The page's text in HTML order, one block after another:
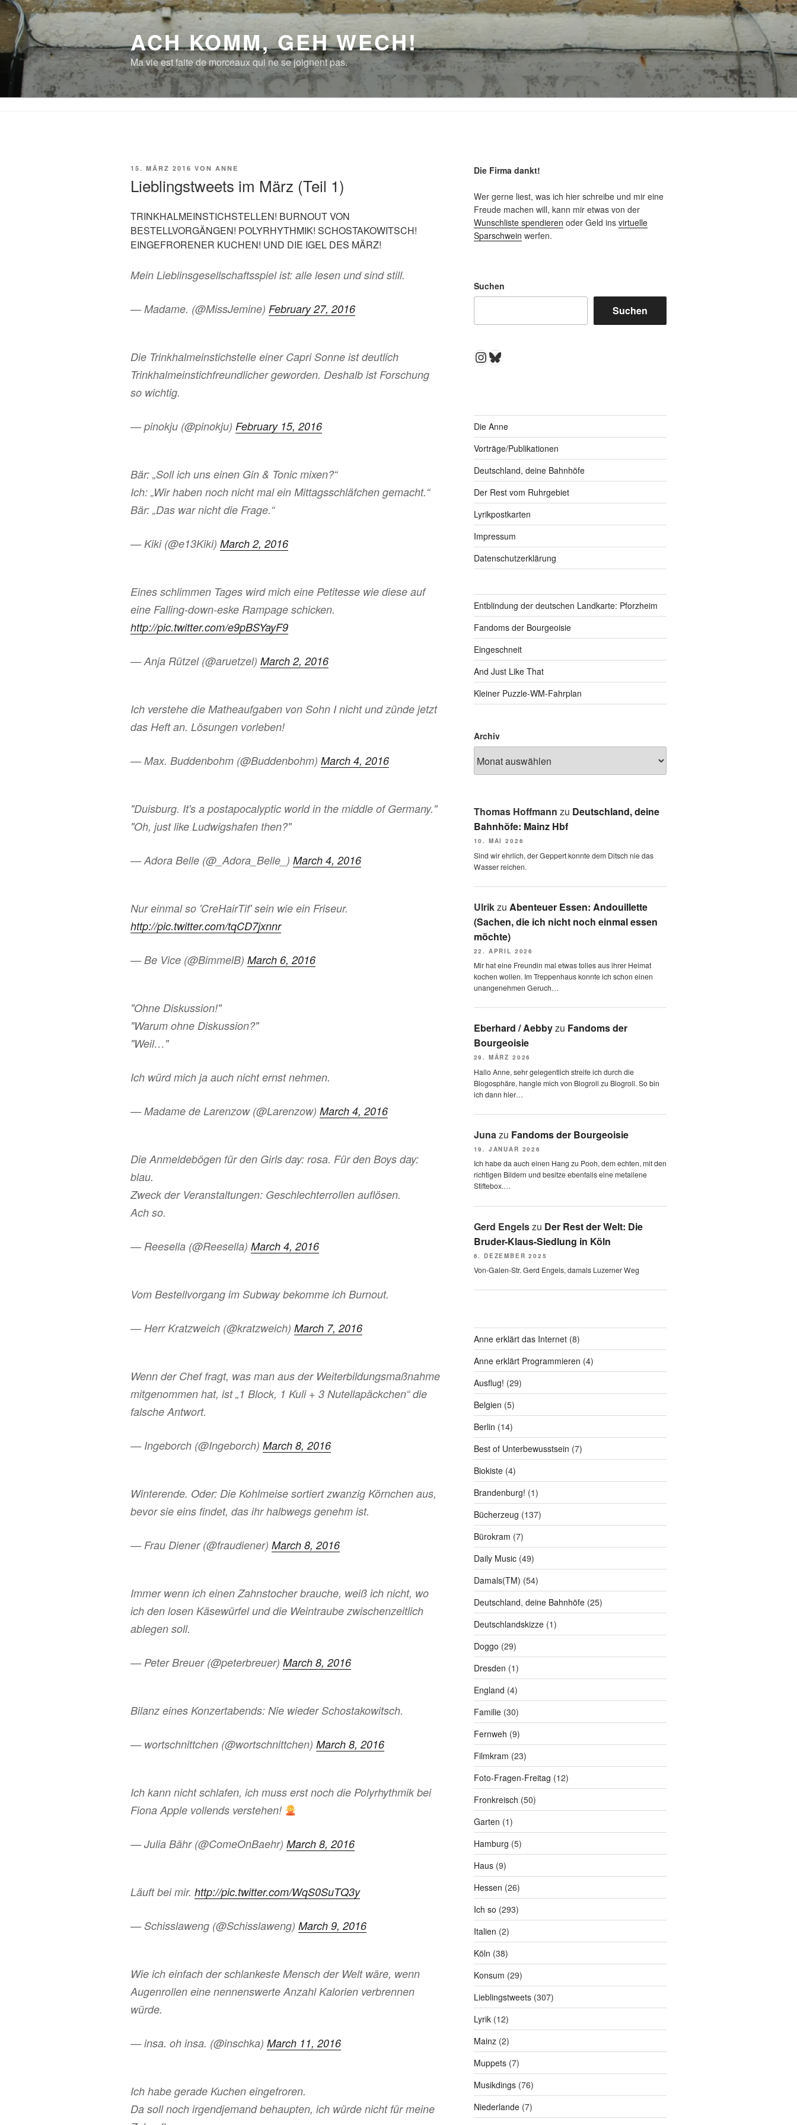
Zum
Inhalt
springen
ACH KOMM, GEH WECH!
Ma vie est faite de morceaux qui ne se joignent pas.
VERÖFFENTLICHT
15. MÄRZ 2016 VON ANNE
Lieblingstweets im März (Teil 1)
TRINKHALMEINSTICHSTELLEN! BURNOUT VON
BESTELLVORGÄNGEN! POLYRHYTHMIK! SCHOSTAKOWITSCH!
EINGEFRORENER KUCHEN! UND DIE IGEL DES MÄRZ!
Mein Lieblinsgesellschaftsspiel ist: alle lesen und sind still.
— Madame. (@MissJemine) February 27, 2016
Die Trinkhalmeinstichstelle einer Capri Sonne ist deutlich
Trinkhalmeinstichfreundlicher geworden. Deshalb ist Forschung
so wichtig.
— pinokju (@pinokju) February 15, 2016
Bär: „Soll ich uns einen Gin & Tonic mixen?“
Ich: „Wir haben noch nicht mal ein Mittagsschläfchen gemacht.“
Bär: „Das war nicht die Frage.“
— Kiki (@e13Kiki) March 2, 2016
Eines schlimmen Tages wird mich eine Petitesse wie diese auf
eine Falling-down-eske Rampage schicken.
http://pic.twitter.com/e9pBSYayF9
— Anja Rützel (@aruetzel) March 2, 2016
Ich verstehe die Matheaufgaben von Sohn I nicht und zünde jetzt
das Heft an. Lösungen vorleben!
— Max. Buddenbohm (@Buddenbohm) March 4, 2016
"Duisburg. It's a postapocalyptic world in the middle of Germany."
"Oh, just like Ludwigshafen then?"
— Adora Belle (@_Adora_Belle_) March 4, 2016
Nur einmal so 'CreHairTif' sein wie ein Friseur.
http://pic.twitter.com/tqCD7jxnnr
— Be Vice (@BimmelB) March 6, 2016
"Ohne Diskussion!"
"Warum ohne Diskussion?"
"Weil…"
Ich würd mich ja auch nicht ernst nehmen.
— Madame de Larenzow (@Larenzow) March 4, 2016
Die Anmeldebögen für den Girls day: rosa. Für den Boys day:
blau.
Zweck der Veranstaltungen: Geschlechterrollen auflösen.
Ach so.
— Reesella (@Reesella) March 4, 2016
Vom Bestellvorgang im Subway bekomme ich Burnout.
— Herr Kratzweich (@kratzweich) March 7, 2016
Wenn der Chef fragt, was man aus der Weiterbildungsmaßnahme
mitgenommen hat, ist „1 Block, 1 Kuli + 3 Nutellapäckchen“ die
falsche Antwort.
— Ingeborch (@Ingeborch) March 8, 2016
Winterende. Oder: Die Kohlmeise sortiert zwanzig Körnchen aus,
bevor sie eins findet, das ihr halbwegs genehm ist.
— Frau Diener (@fraudiener) March 8, 2016
Immer wenn ich einen Zahnstocher brauche, weiß ich nicht, wo
ich den losen Käsewürfel und die Weintraube zwischenzeitlich
ablegen soll.
— Peter Breuer (@peterbreuer) March 8, 2016
Bilanz eines Konzertabends: Nie wieder Schostakowitsch.
— wortschnittchen (@wortschnittchen) March 8, 2016
Ich kann nicht schlafen, ich muss erst noch die Polyrhythmik bei
Fiona Apple vollends verstehen!
— Julia Bähr (@ComeOnBaehr) March 8, 2016
Läuft bei mir. http://pic.twitter.com/WqS0SuTQ3y
— Schisslaweng (@Schisslaweng) March 9, 2016
Wie ich einfach der schlankeste Mensch der Welt wäre, wenn
Augenrollen eine nennenswerte Anzahl Kalorien verbrennen
würde.
— insa. oh insa. (@inschka) March 11, 2016
Ich habe gerade Kuchen eingefroren.
Da soll noch irgendjemand behaupten, ich würde nicht für meine
Die Firma dankt!
Wer gerne liest, was ich hier schreibe und mir eine
Freude machen will, kann mir etwas von der
Wunschliste spendieren oder Geld ins virtuelle
Sparschwein werfen.
Suchen
Suchen
Instagram
Bluesky
Die Anne
Vorträge/Publikationen
Deutschland, deine Bahnhöfe
Der Rest vom Ruhrgebiet
Lyrikpostkarten
Impressum
Datenschutzerklärung
Entblindung der deutschen Landkarte: Pforzheim
Fandoms der Bourgeoisie
Eingeschneit
And Just Like That
Kleiner Puzzle-WM-Fahrplan
Archiv
Thomas Hoffmann zu Deutschland, deine
Bahnhöfe: Mainz Hbf
10. MAI 2026
Sind wir ehrlich, der Geppert konnte dem Ditsch nie das
Wasser reichen.
Ulrikzu Abenteuer Essen: Andouillette
(Sachen, die ich nicht noch einmal essen
möchte)
22. APRIL 2026
Mir hat eine Freundin mal etwas tolles aus ihrer Heimat
kochen wollen. Im Treppenhaus konnte ich schon einen
unangenehmen Geruch…
Eberhard / Aebbyzu Fandoms der
Bourgeoisie
29. MÄRZ 2026
Hallo Anne, sehr gelegentlich streife ich durch die
Blogosphäre, hangle mich von Blogroll zu Blogroll. So bin
ich dann hier…
Junazu Fandoms der Bourgeoisie
19. JANUAR 2026
Ich habe da auch einen Hang zu Pooh, dem echten, mit den
richtigen Bildern und besitze ebenfalls eine metallene
Stiftebox.…
Gerd Engelszu Der Rest der Welt: Die
Bruder-Klaus-Siedlung in Köln
6. DEZEMBER 2025
Von-Galen-Str. Gerd Engels, damals Luzerner Weg
Anne erklärt das Internet(8)
Anne erklärt Programmieren (4)
Ausflug! (29)
Belgien (5)
Berlin (14)
Best of Unterbewusstsein (7)
Biokiste(4)
Brandenburg! (1)
Bücherzeug (137)
Bürokram (7)
Daily Music(49)
Damals(TM) (54)
Deutschland, deine Bahnhöfe(25)
Deutschlandskizze(1)
Doggo (29)
Dresden (1)
England (4)
Familie(30)
Fernweh (9)
Filmkram (23)
Foto-Fragen-Freitag (12)
Fronkreisch (50)
Garten (1)
Hamburg (5)
Haus(9)
Hessen (26)
Ich so (293)
Italien (2)
Köln (38)
Konsum (29)
Lieblingstweets(307)
Lyrik(12)
Mainz(2)
Muppets(7)
Musikdings(76)
Niederlande(7)